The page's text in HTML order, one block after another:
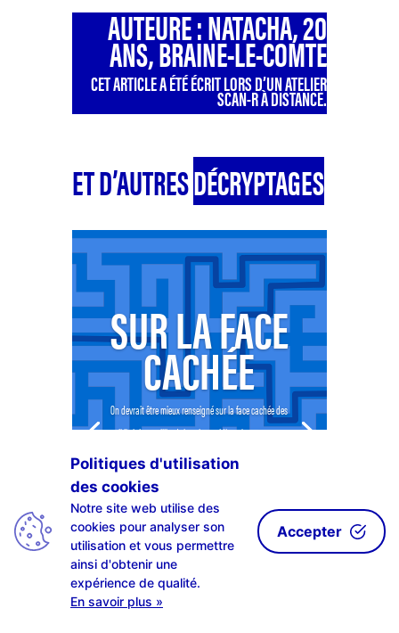
AUTEURE :NATACHA, 20
ANS, BRAINE-LE-COMTE
CET ARTICLE A ÉTÉ ÉCRIT LORS D’UN ATELIER
SCAN-R À DISTANCE.
ET D’AUTRESDÉCRYPTAGES
SUR LA FACE
CACHÉE
On devrait être mieux renseigné sur la face cachée des
célébrités et milliardaires. Les médias n’osent pas en
parler car ils sont souvent contrôlés par les plus hauts
placés. Ces personnes ne sont...
LIRE PLUS
Politiques d'utilisation
des cookies
Notre site web utilise des
cookies pour analyser son
utilisation et vous permettre
ainsi d'obtenir une
expérience de qualité.
En savoir plus »
Accepter